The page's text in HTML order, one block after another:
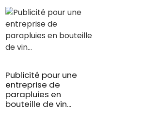
Publicité pour une
entreprise de
parapluies en
bouteille de vin...